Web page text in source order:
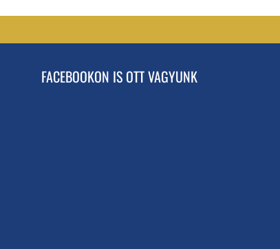
FACEBOOKON IS OTT VAGYUNK